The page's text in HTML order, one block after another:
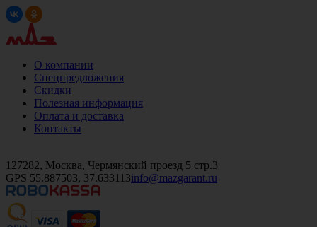
О компании
Спецпредложения
Скидки
Полезная информация
Оплата и доставка
Контакты
127282, Москва, Чермянский проезд 5 стр.3
GPS 55.887503, 37.633113info@mazgarant.ru